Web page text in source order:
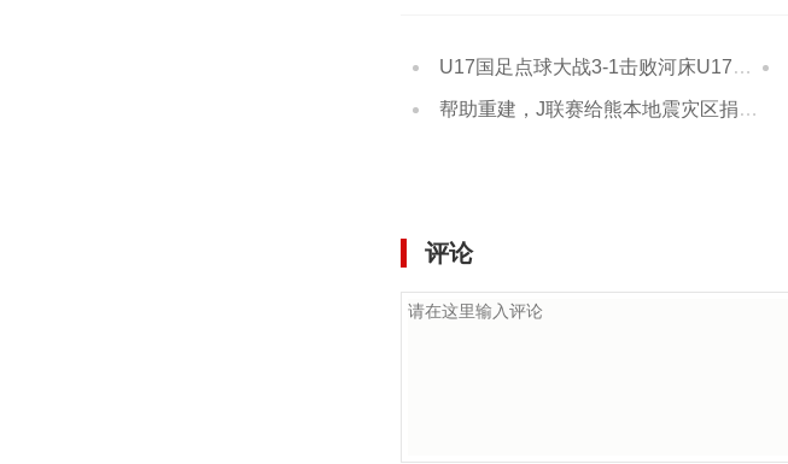
U17国足点球大战3-1击败河床U17进决赛 江宇涵两扑点
帮助重建，J联赛给熊本地震灾区捐款1000万日元并发起募捐活动
评论